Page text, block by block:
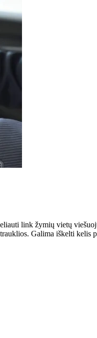
link žymių vietų
Galima iškelti